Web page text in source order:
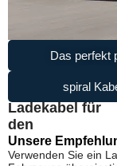
Das perfekt
spiral
Ladekabel für
den
Unsere
Verwenden Sie ein